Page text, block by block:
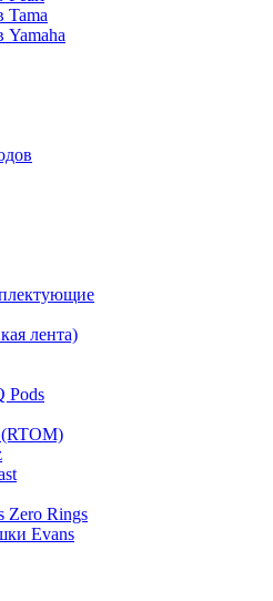
Tama
Yamaha
лента)
Pods
Zero Rings
Evans